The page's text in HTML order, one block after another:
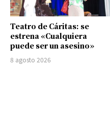
Teatro de Cáritas: se
estrena «Cualquiera
puede ser un asesino»
8 agosto 2026